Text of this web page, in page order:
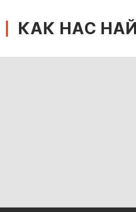
КАК НАС